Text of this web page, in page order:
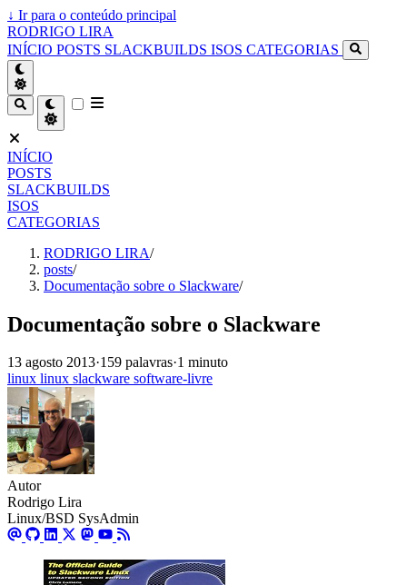
↓ Ir para o conteúdo principal
RODRIGO LIRA
INÍCIO POSTS SLACKBUILDS ISOS CATEGORIAS
INÍCIO
POSTS
SLACKBUILDS
ISOS
CATEGORIAS
RODRIGO LIRA/
posts/
Documentação sobre o Slackware/
Documentação sobre o Slackware
13 agosto 2013·159 palavras·1 minuto
linux linux slackware software-livre
Autor
Rodrigo Lira
Linux/BSD SysAdmin